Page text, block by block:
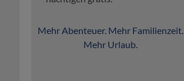
Mehr Abenteuer. Mehr Familienzeit.
Mehr Urlaub.